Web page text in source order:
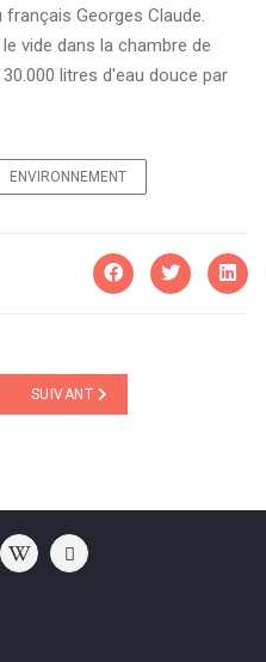
Georges Claude.
vide dans la chambre de
litres d'eau douce par
ENVIRONNEMENT
: AIL ANTI-COAGULANT
ARTICLE SUIVANT :
SUIVANT